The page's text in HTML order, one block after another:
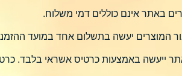
באתר אינם כוללים דמי משלוח.
המוצרים יעשה בתשלום אחד במועד
ייעשה באמצעות כרטיס אשראי בלבד.